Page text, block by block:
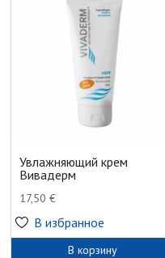
Увлажняющий крем
Вивадерм
17,50€
В избранное
В корзину